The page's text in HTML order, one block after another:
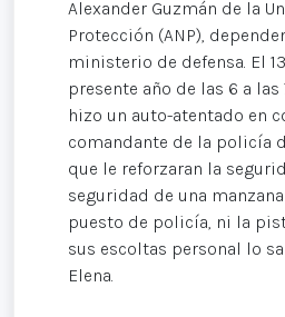
Alexander Guzmán de la
Protección (ANP),
ministerio de defensa. El
presente año de las 6 a las
hizo un auto-atentado en
comandante de la policía
que le reforzaran la
seguridad de una
puesto de policía, ni la
sus escoltas personal lo
Elena.